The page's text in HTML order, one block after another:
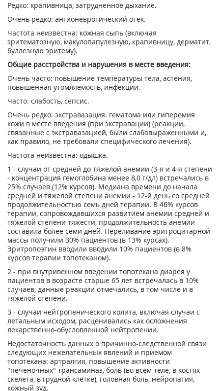
Редко: крапивница, затрудненное дыхание.
Очень редко: ангионевротический отек.
Частота неизвестна: кожная сыпь (включая
эритематозную, макулопапулезную, крапивницу, дерматит,
буллезную эритему).
Общие расстройства и нарушения в месте введения:
Очень часто: повышение температуры тела, астения,
повышенная утомляемость, инфекции.
Часто: слабость, сепсис.
Очень редко: экстравазация: гематома или гиперемия
кожи в месте введения (при экстравации) (реакции,
связанные с экстравазацией, были слабовыраженными и,
как правило, не требовали специфического лечения).
Частота неизвестна: одышка.
1 - случаи от средней до тяжелой анемии (3-я и 4-я степени
- концентрация гемоглобина менее 8,0 г/дл) встречались в
25% случаев (12% курсов). Медиана времени до начала
средней и тяжелой степени анемии - 12-й день со средней
продолжительностью семь дней терапии. В 46% курсов
терапии, сопровождавшихся развитием анемии средней и
тяжелой степени тяжести, продолжительность анемии
составила более семи дней. Переливание эритроцитарной
массы получили 30% пациентов (в 13% курсах).
Эритропоэтин вводили вводили 10% пациентов (в 8%
курсов терапии топотеканом).
2 - при внутривенном введении топотекана диарея у
пациентов в возрасте старше 65 лет встречалась в 10%
случаев, данные реакции отмечались, в том числе и в
тяжелой степени.
3 - случаи нейтропенического колита, включая случаи с
летальным исходом, расценивались как осложнения
лекарственно-обусловленной нейтропении.
Недостаточность данных о причинно-следственной связи
следующих нежелательных явлений и приемом
топотекана: артралгия, повышение активности
"печеночных" трансаминаз, боль (во всем теле, в костях
скелета, в грудной клетке), головная боль, нейропатия,
кожный зуд.